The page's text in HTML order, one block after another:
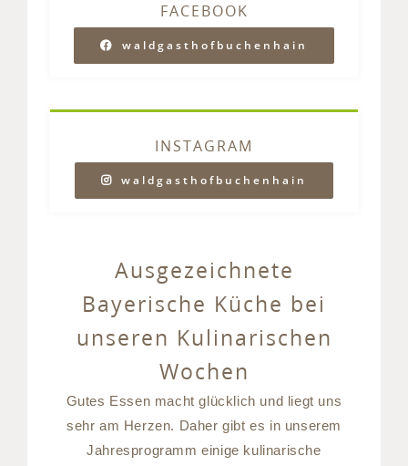
FACEBOOK
waldgasthofbuchenhain
INSTAGRAM
waldgasthofbuchenhain
Ausgezeichnete
Bayerische Küche bei
unseren Kulinarischen
Wochen
Gutes Essen macht glücklich und liegt uns
sehr am Herzen. Daher gibt es in unserem
Jahresprogramm einige kulinarische